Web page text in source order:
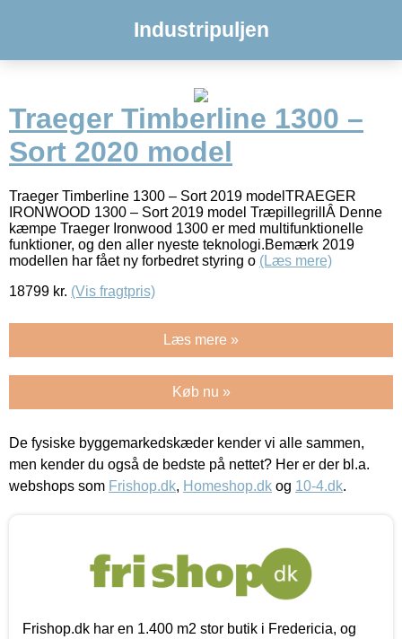
Industripuljen
Traeger Timberline 1300 –
Sort 2020 model
Traeger Timberline 1300 – Sort 2019 modelTRAEGER
IRONWOOD 1300 – Sort 2019 model TræpillegrillÂ Denne
kæmpe Traeger Ironwood 1300 er med multifunktionelle
funktioner, og den aller nyeste teknologi.Bemærk 2019
modellen har fået ny forbedret styring o (Læs mere)
18799 kr. (Vis fragtpris)
Læs mere »
Køb nu »
De fysiske byggemarkedskæder kender vi alle sammen,
men kender du også de bedste på nettet? Her er der bl.a.
webshops som Frishop.dk, Homeshop.dk og 10-4.dk.
Frishop.dk har en 1.400 m2 stor butik i Fredericia, og